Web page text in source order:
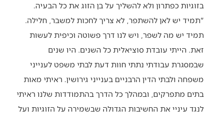
בזוגיות כפתרון ולא להשליך על בן הזוג את כל הבעיה.
"תמיד יש לאן להשתפר, לא צריך לחכות למשבר, חלילה.
תמיד יש מה לשפר, ויש לנו דרך פשוטה וכיפית לעשות
זאת. הייתי עובדת סוציאלית כל השנים. היו שנים
שבמסגרת עבודתי נתתי חוות דעת לבתי משפט לענייני
משפחה ולבתי הדין הרבניים בענייני גירושין. ראיתי מאות
בתים מתפרקים, ובמהלך כל הדרך בהתמודדות שלנו ראיתי
לנגד עיניי את החשיבות הגדולה שבשמירה על הזוגיות ועל